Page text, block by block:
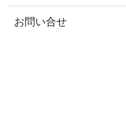
お問い合せ